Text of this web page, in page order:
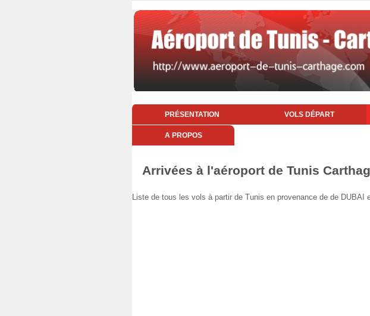
PRÉSENTATION VOLS DÉPART
A PROPOS
Arrivées à l'aéroport de Tunis
Liste de tous les vols à partir de Tunis en provenance de de DUBAI